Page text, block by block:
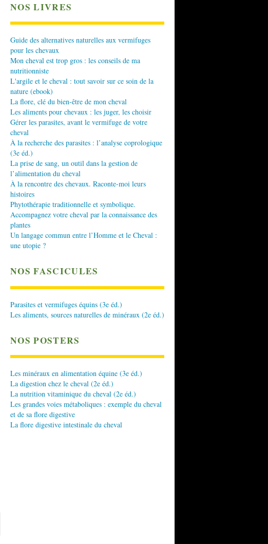
NOS LIVRES
Guide des alternatives naturelles aux vermifuges
pour les chevaux
Mon cheval est trop gros : les conseils de ma
nutritionniste
L'argile et le cheval : tout savoir sur ce soin de la
nature (ebook)
La flore, clé du bien-être de mon cheval
Les aliments pour chevaux : les juger, les choisir
Gérer les parasites, avant le vermifuge de votre
cheval
À la recherche des parasites : l’analyse coprologique
(3e éd.)
La prise de sang, un outil dans la gestion de
l’alimentation du cheval
À la rencontre des chevaux. Raconte-moi leurs
histoires
Phytothérapie traditionnelle et symbolique.
Accompagnez votre cheval par la connaissance des
plantes
Un langage commun entre l’Homme et le Cheval :
une utopie ?
NOS FASCICULES
Parasites et vermifuges équins (3e éd.)
Les aliments, sources naturelles de minéraux (2e éd.)
NOS POSTERS
Les minéraux en alimentation équine (3e éd.)
La digestion chez le cheval (2e éd.)
La nutrition vitaminique du cheval (2e éd.)
Les grandes voies métaboliques : exemple du cheval
et de sa flore digestive
La flore digestive intestinale du cheval